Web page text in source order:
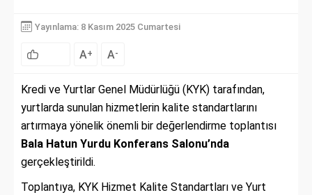
Yayınlama: 8 Kasım 2025 Cumartesi
A+ A-
Kredi ve Yurtlar Genel Müdürlüğü (KYK) tarafından,
yurtlarda sunulan hizmetlerin kalite standartlarını
artırmaya yönelik önemli bir değerlendirme toplantısı
Bala Hatun Yurdu Konferans Salonu’nda
gerçekleştirildi.
Toplantıya, KYK Hizmet Kalite Standartları ve Yurt